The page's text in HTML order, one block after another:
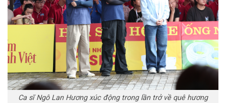
Ca sĩ Ngô Lan Hương xúc động trong lần trở về quê hương